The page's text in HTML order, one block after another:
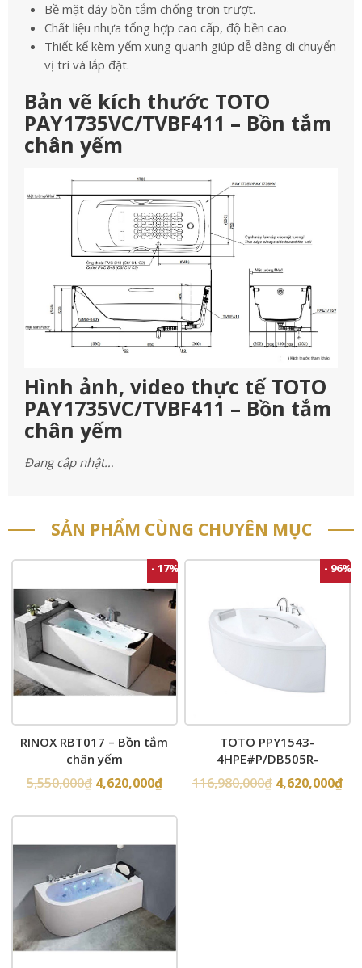
Bề mặt đáy bồn tắm chống trơn trượt.
Chất liệu nhựa tổng hợp cao cấp, độ bền cao.
Thiết kế kèm yếm xung quanh giúp dễ dàng di chuyển
vị trí và lắp đặt.
Bản vẽ kích thước TOTO
PAY1735VC/TVBF411 – Bồn tắm
chân yếm
Hình ảnh, video thực tế TOTO
PAY1735VC/TVBF411 – Bồn tắm
chân yếm
Đang cập nhật…
SẢN PHẨM CÙNG CHUYÊN MỤC
- 17%
RINOX RBT017 – Bồn tắm
chân yếm
5,550,000₫ 4,620,000₫
- 96%
TOTO PPY1543-
4HPE#P/DB505R-
2B/NTP002E – Bồn tắm góc
chân yếm
116,980,000₫ 4,620,000₫